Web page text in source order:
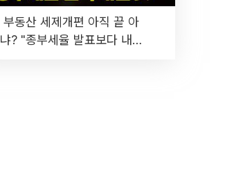
부동산 세제개편 아직 끝 아
냐? "종부세율 발표보다 내릴